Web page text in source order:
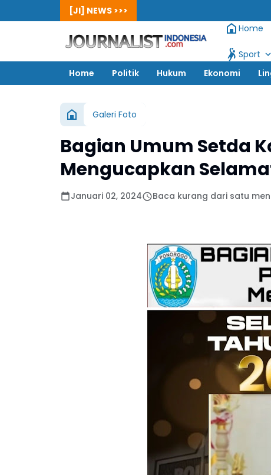
[JI] NEWS >>>
Home
Sport
Home
Politik Hukum Ekonomi
Galeri Foto
Bagian Umum Setda
Mengucapkan
Januari 02, 2024 Baca kurang dari satu